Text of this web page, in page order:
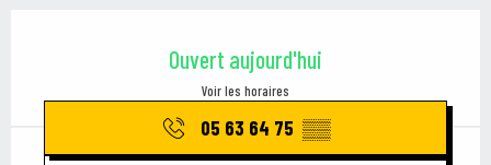
Ouvert aujourd'hui
Voir les horaires
05 63 64 75 ▒▒